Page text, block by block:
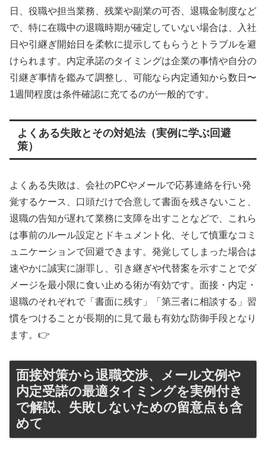
日、役職や担当業務、残業や副業の可否、退職金制度など
で、特に在職中の退職時期が確定していない場合は、入社
日や引継ぎ開始日を柔軟に提示してもらうとトラブルを避
けられます。内定承諾のタイミングは企業の事情や自分の
引継ぎ事情を鑑みて調整し、可能なら内定通知から数日〜
1週間程度は条件確認に充てるのが一般的です。
よくある失敗とその対処法（実例に学ぶ回避
策）
よくある失敗は、会社のPCやメールで応募連絡を行い発
覚するケース、口頭だけで合意して書面を残さないこと、
退職の告知が遅れて業務に支障を出すことなどで、これら
は事前のルール設定とドキュメント化、そして慎重なコミ
ュニケーションで回避できます。発覚してしまった場合は
速やかに誠実に謝罪し、引き継ぎや代替案を示すことでダ
メージを最小限に食い止める術が有効です。面接・内定・
退職のそれぞれで「書面に残す」「第三者に相談する」習
慣をつけることが長期的に見て最も有効な防御手段となり
ます。👉
面接対策から退職交渉、メール文例や
内定受諾の最適タイミングを実例付き
で解説、失敗しないための留意点も含
めて